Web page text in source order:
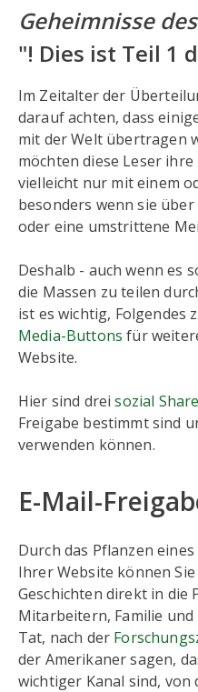
Geheimnisse
"! Dies ist Teil 1
Im Zeitalter der
darauf achten, dass
mit der Welt übertragen
möchten diese Leser
vielleicht nur mit einem
besonders wenn sie
oder eine umstrittene
Deshalb - auch wenn es
die Massen zu teilen
ist es wichtig, Folgendes
Media-Buttons für
Website.
Hier sind dreisozial
Freigabe bestimmt sind
verwenden können.
E-Mail-
Durch das Pflanzen eines
Ihrer Website können
Geschichten direkt in die
Mitarbeitern, Familie und
Tat, nach der
der Amerikaner sagen,
wichtiger Kanal sind,